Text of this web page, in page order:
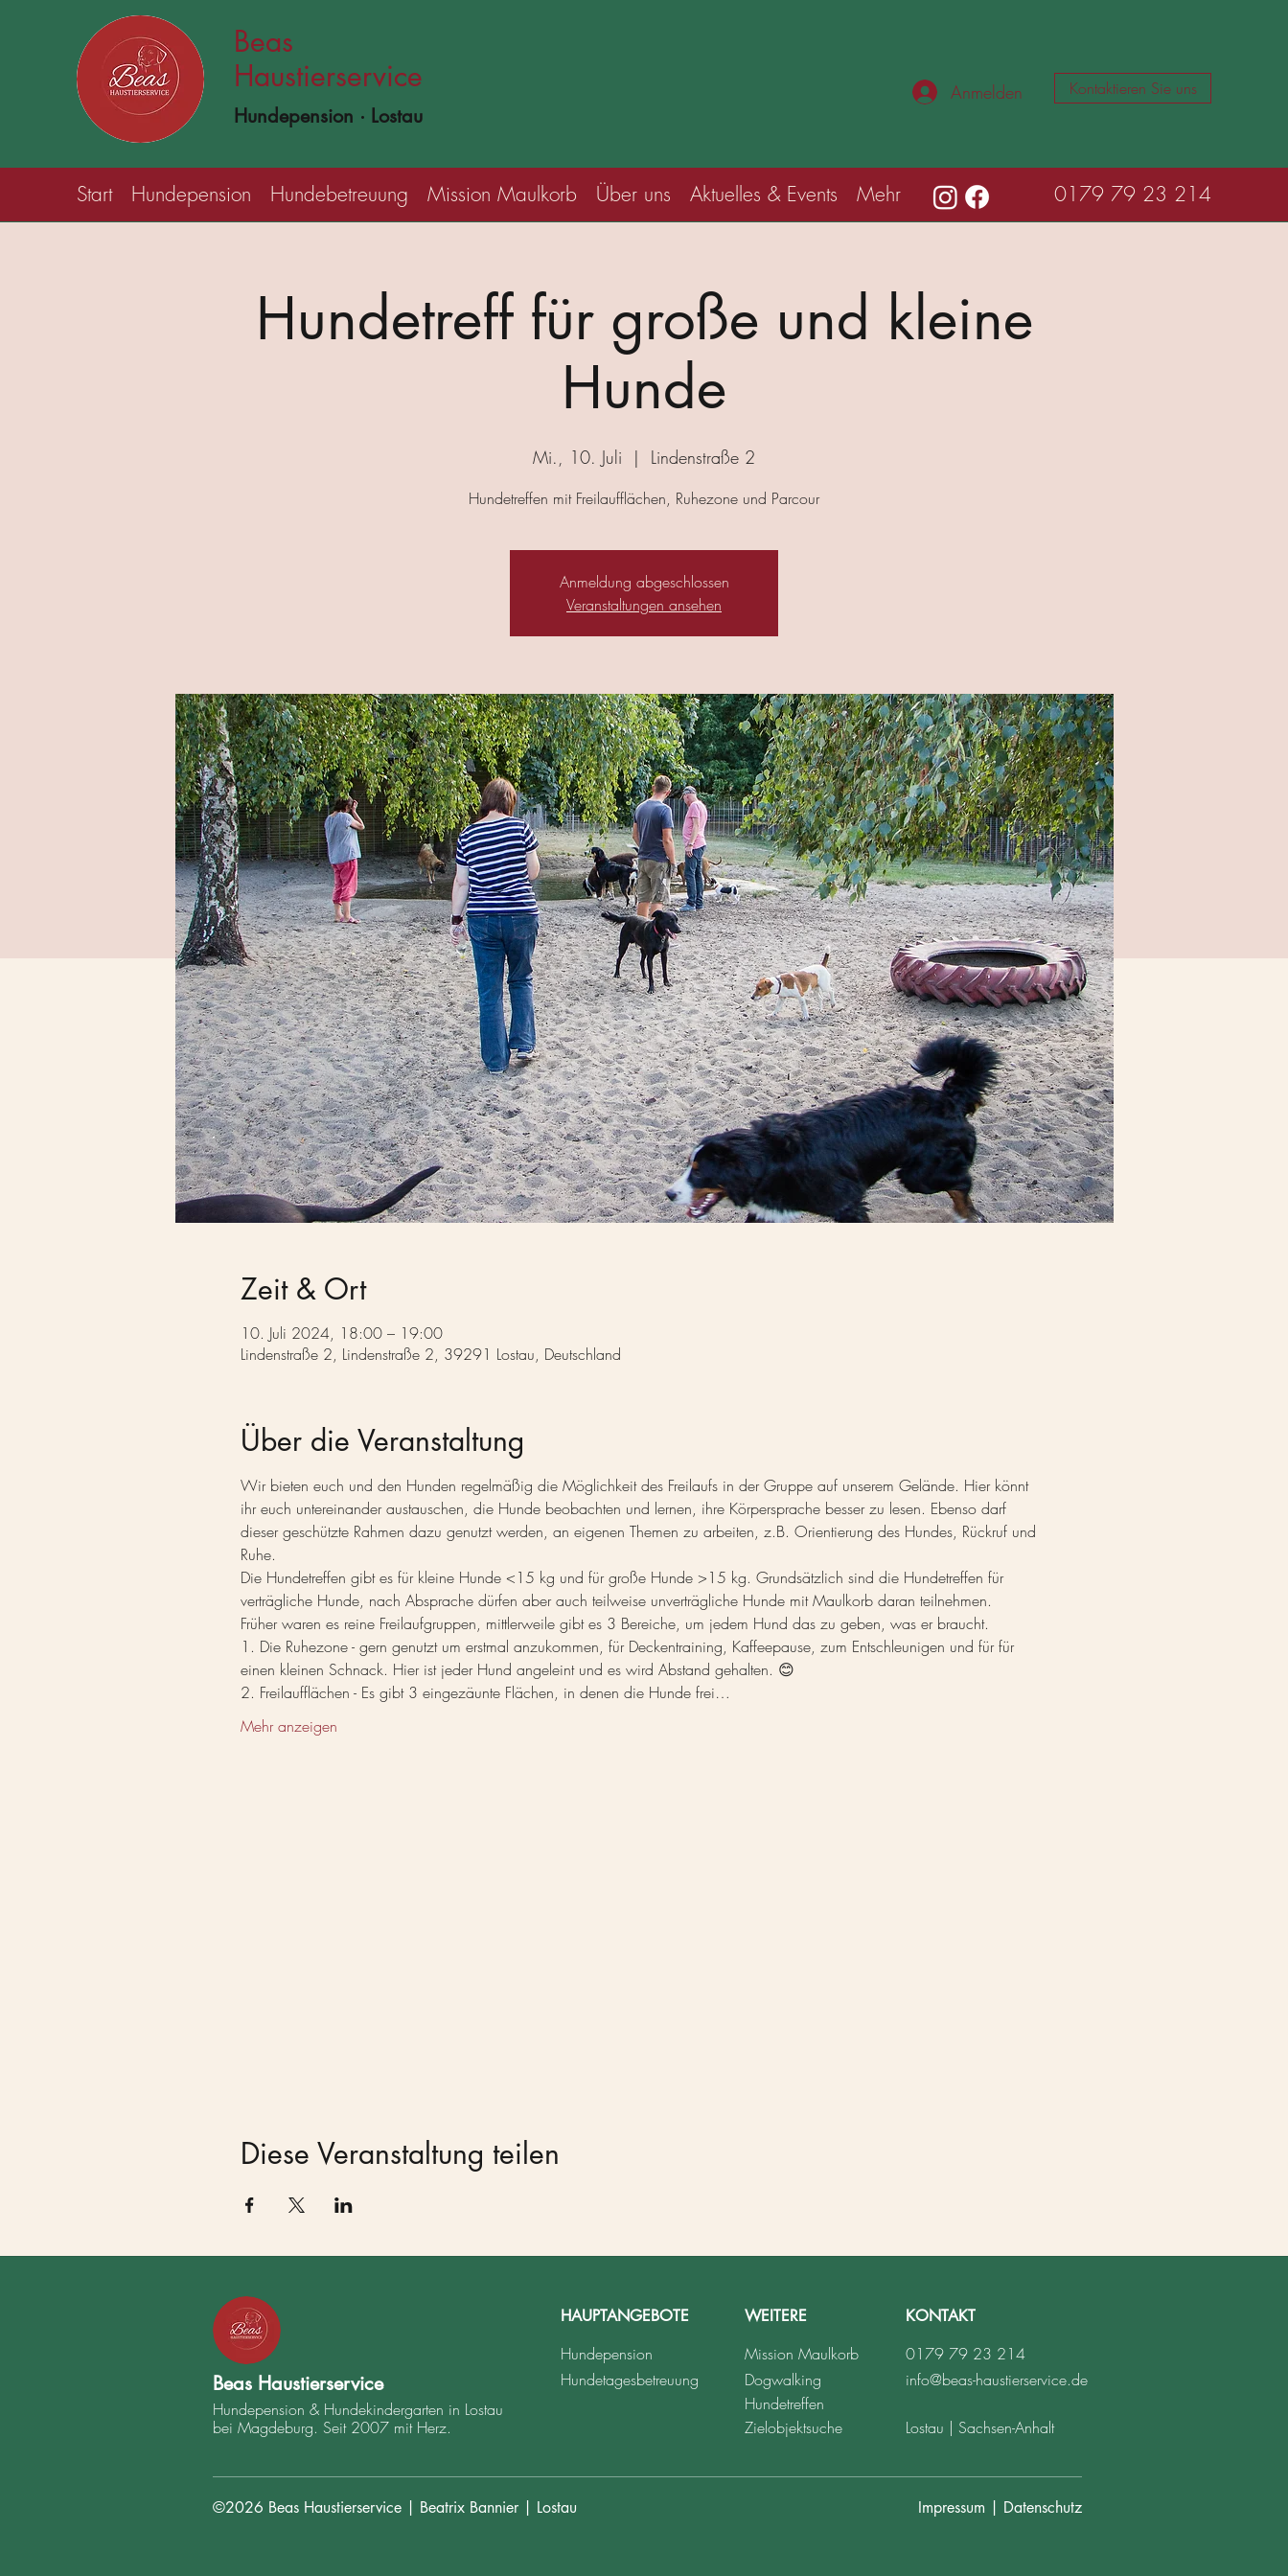
Beas
Haustierservice
Hundepension · Lostau
Anmelden Kontaktieren Sie uns
Start Hundepension Hundebetreuung Mission Maulkorb Über uns Aktuelles & Events Mehr 0179 79 23 214
Hundetreff für große und kleine
Hunde
Mi., 10. Juli
  |
Lindenstraße 2
Hundetreffen mit Freilaufflächen, Ruhezone und Parcour
Anmeldung abgeschlossen
Veranstaltungen ansehen
Zeit & Ort
10. Juli 2024, 18:00 – 19:00
Lindenstraße 2, Lindenstraße 2, 39291 Lostau, Deutschland
Über die Veranstaltung
Wir bieten euch und den Hunden regelmäßig die Möglichkeit des Freilaufs in der Gruppe auf unserem Gelände. Hier könnt
ihr euch untereinander austauschen, die Hunde beobachten und lernen, ihre Körpersprache besser zu lesen. Ebenso darf
dieser geschützte Rahmen dazu genutzt werden, an eigenen Themen zu arbeiten, z.B. Orientierung des Hundes, Rückruf und
Ruhe.
Die Hundetreffen gibt es für kleine Hunde <15 kg und für große Hunde >15 kg. Grundsätzlich sind die Hundetreffen für
verträgliche Hunde, nach Absprache dürfen aber auch teilweise unverträgliche Hunde mit Maulkorb daran teilnehmen.
Früher waren es reine Freilaufgruppen, mittlerweile gibt es 3 Bereiche, um jedem Hund das zu geben, was er braucht.
1. Die Ruhezone - gern genutzt um erstmal anzukommen, für Deckentraining, Kaffeepause, zum Entschleunigen und für für
einen kleinen Schnack. Hier ist jeder Hund angeleint und es wird Abstand gehalten. 😊
2. Freilaufflächen - Es gibt 3 eingezäunte Flächen, in denen die Hunde frei…
Mehr anzeigen
Diese Veranstaltung teilen
Beas Haustierservice
Hundepension & Hundekindergarten in Lostau
bei Magdeburg. Seit 2007 mit Herz.
HAUPTANGEBOTE
Hundepension
Hundetagesbetreuung
WEITERE
Mission Maulkorb
Dogwalking
KONTAKT
0179 79 23 214
info@beas-haustierservice.de
Hundetreffen
Zielobjektsuche
Lostau | Sachsen-Anhalt
©2026 Beas Haustierservice | Beatrix Bannier | Lostau Impressum | Datenschutz